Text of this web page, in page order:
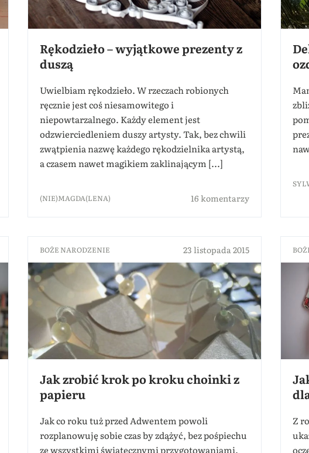
Rękodzieło – wyjątkowe prezenty z
duszą
Uwielbiam rękodzieło. W rzeczach robionych
ręcznie jest coś niesamowitego i
niepowtarzalnego. Każdy element jest
odzwierciedleniem duszy artysty. Tak, bez chwili
zwątpienia nazwę każdego rękodzielnika artystą,
a czasem nawet magikiem zaklinającym [...]
(NIE)MAGDA(LENA) 16 komentarzy
BOŻE NARODZENIE 23 listopada 2015
Jak zrobić krok po kroku choinki z
papieru
Jak co roku tuż przed Adwentem powoli
rozplanowuję sobie czas by zdążyć, bez pośpiechu
ze wszystkimi świątecznymi przygotowaniami.
Z